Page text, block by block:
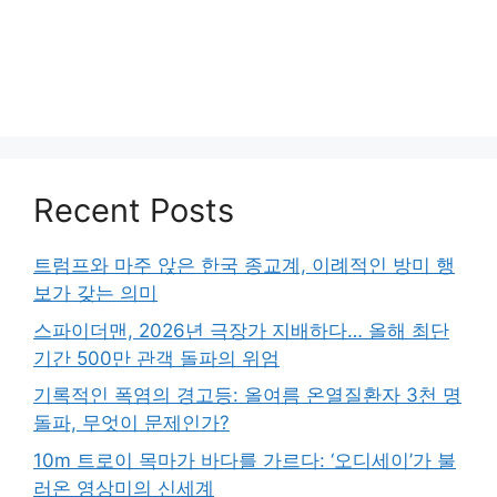
Recent Posts
트럼프와 마주 앉은 한국 종교계, 이례적인 방미 행
보가 갖는 의미
스파이더맨, 2026년 극장가 지배하다… 올해 최단
기간 500만 관객 돌파의 위엄
기록적인 폭염의 경고등: 올여름 온열질환자 3천 명
돌파, 무엇이 문제인가?
10m 트로이 목마가 바다를 가르다: ‘오디세이’가 불
러온 영상미의 신세계